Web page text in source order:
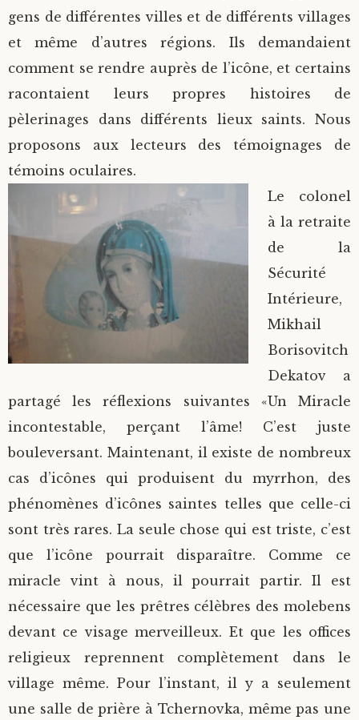
gens de différentes villes et de différents villages
et même d’autres régions. Ils demandaient
comment se rendre auprès de l’icône, et certains
racontaient leurs propres histoires de
pèlerinages dans différents lieux saints. Nous
proposons aux lecteurs des témoignages de
témoins oculaires.
Le colonel
à la retraite
de la
Sécurité
Intérieure,
Mikhail
Borisovitch
Dekatov a
partagé les réflexions suivantes «Un Miracle
incontestable, perçant l’âme! C’est juste
bouleversant. Maintenant, il existe de nombreux
cas d’icônes qui produisent du myrrhon, des
phénomènes d’icônes saintes telles que celle-ci
sont très rares. La seule chose qui est triste, c’est
que l’icône pourrait disparaître. Comme ce
miracle vint à nous, il pourrait partir. Il est
nécessaire que les prêtres célèbres des molebens
devant ce visage merveilleux. Et que les offices
religieux reprennent complètement dans le
village même. Pour l’instant, il y a seulement
une salle de prière à Tchernovka, même pas une